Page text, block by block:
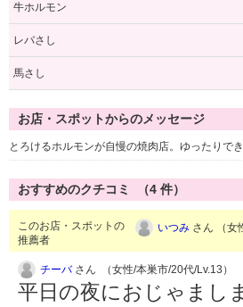
牛ホルモン
レバさし
馬さし
お店・スポットからのメッセージ
とろけるホルモンが自慢の焼肉店。ゆったりで
おすすめのクチコミ （4 件）
このお店・スポットの
推薦者
いつみ さん （女
チーバさん （女性/本巣市/20代/Lv.13）
平日の夜におじゃまし